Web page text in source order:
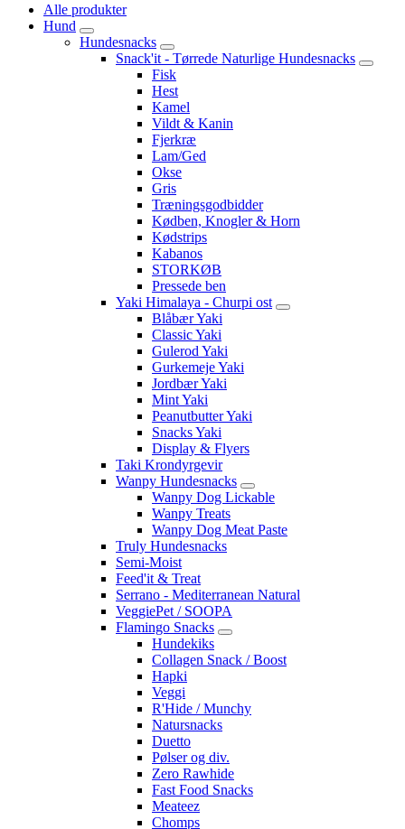
Alle produkter
Hund
Hundesnacks
Snack'it - Tørrede Naturlige Hundesnacks
Fisk
Hest
Kamel
Vildt & Kanin
Fjerkræ
Lam/Ged
Okse
Gris
Træningsgodbidder
Kødben, Knogler & Horn
Kødstrips
Kabanos
STORKØB
Pressede ben
Yaki Himalaya - Churpi ost
Blåbær Yaki
Classic Yaki
Gulerod Yaki
Gurkemeje Yaki
Jordbær Yaki
Mint Yaki
Peanutbutter Yaki
Snacks Yaki
Display & Flyers
Taki Krondyrgevir
Wanpy Hundesnacks
Wanpy Dog Lickable
Wanpy Treats
Wanpy Dog Meat Paste
Truly Hundesnacks
Semi-Moist
Feed'it & Treat
Serrano - Mediterranean Natural
VeggiePet / SOOPA
Flamingo Snacks
Hundekiks
Collagen Snack / Boost
Hapki
Veggi
R'Hide / Munchy
Natursnacks
Duetto
Pølser og div.
Zero Rawhide
Fast Food Snacks
Meateez
Chomps